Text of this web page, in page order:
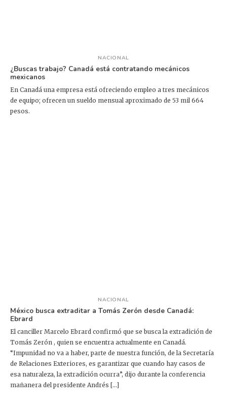
NACIONAL
¿Buscas trabajo? Canadá está contratando mecánicos
mexicanos
En Canadá una empresa está ofreciendo empleo a tres mecánicos
de equipo; ofrecen un sueldo mensual aproximado de 53 mil 664
pesos.
NACIONAL
México busca extraditar a Tomás Zerón desde Canadá:
Ebrard
El canciller Marcelo Ebrard confirmó que se busca la extradición de
Tomás Zerón , quien se encuentra actualmente en Canadá.
“Impunidad no va a haber, parte de nuestra función, de la Secretaría
de Relaciones Exteriores, es garantizar que cuando hay casos de
esa naturaleza, la extradición ocurra”, dijo durante la conferencia
mañanera del presidente Andrés […]